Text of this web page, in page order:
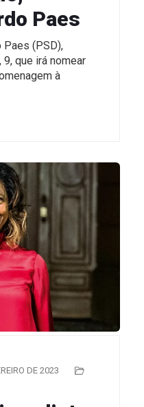
Paes
Paes (PSD),
que irá nomear
à
DE 2023